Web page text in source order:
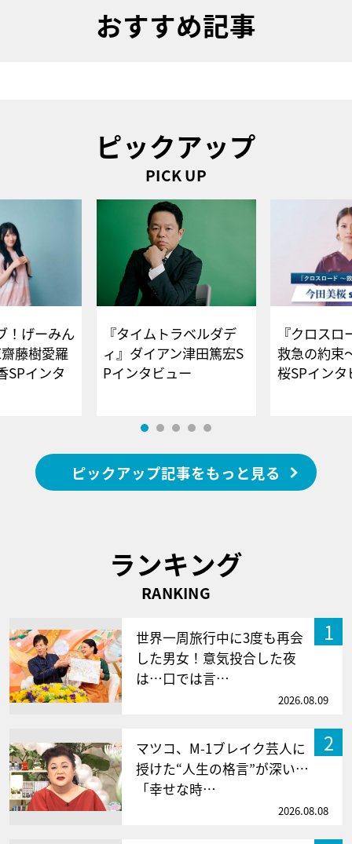
おすすめ記事
ピックアップ
PICK UP
！げーみん
藤樹愛羅
SPインタ
『タイムトラベルダデ
ィ』ダイアン津田篤宏S
Pインタビュー
『クロス
救急の約束
桜SPイ
ピックアップ記事をもっと見る
ランキング
RANKING
1
世界一周旅行中に3度も再会
した男女！意気投合した夜
は…口では言…
2026.08.09
2
マツコ、M-1ブレイク芸人に
授けた“人生の格言”が深い…
「幸せな時…
2026.08.08